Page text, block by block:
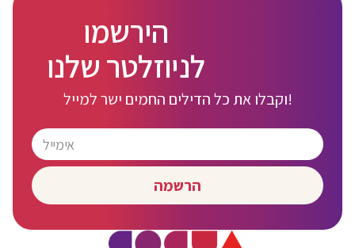
הירשמו
לניוזלטר שלנו
וקבלו את כל הדילים החמים ישר למייל!
הרשמה